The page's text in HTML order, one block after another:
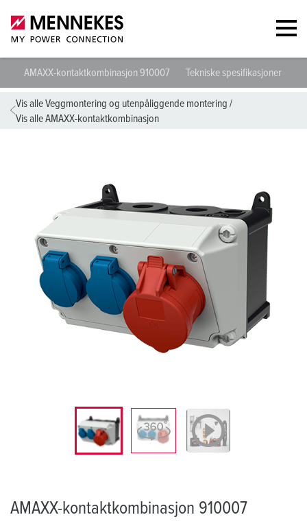
AMAXX-kontaktkombinasjon 910007 Tekniske spesifikasjoner
Vis alle Veggmontering og utenpåliggende montering /
Vis alle AMAXX-kontaktkombinasjon
AMAXX-kontaktkombinasjon 910007